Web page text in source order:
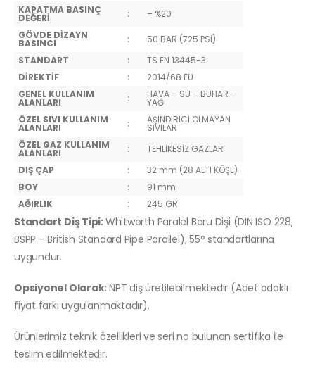
KAPATMA BASINÇ
DEĞERİ :
– %20
GÖVDE DİZAYN
BASINCI :
50 BAR (725 PSİ)
STANDART
:
TS EN 13445-3
DİREKTİF
:
2014/68 EU
GENEL KULLANIM
ALANLARI : HAVA – SU – BUHAR –
YAĞ
ÖZEL SIVI KULLANIM
ALANLARI : AŞINDIRICI OLMAYAN
SIVILAR
ÖZEL GAZ KULLANIM
ALANLARI :
TEHLİKESİZ GAZLAR
DIŞ ÇAP
:
32 mm (28 ALTI KÖŞE)
BOY
:
91 mm
AĞIRLIK
: 245 GR
Standart Diş Tipi:Whitworth Paralel Boru Dişi (DIN ISO 228,
BSPP – British Standard Pipe Parallel), 55° standartlarına
uygundur.
Opsiyonel Olarak:NPT diş üretilebilmektedir (Adet odaklı
fiyat farkı uygulanmaktadır).
Ürünlerimiz teknik özellikleri ve seri no bulunan sertifika ile
teslim edilmektedir.